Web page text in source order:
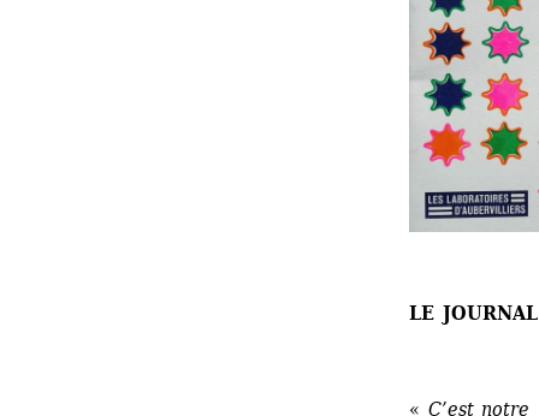
LE
« C’est